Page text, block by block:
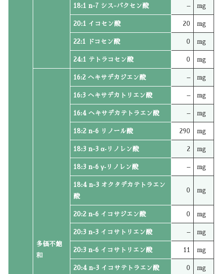
18:1 n-7 シス-バクセン酸 – mg
20:1 イコセン酸 20 mg
22:1 ドコセン酸 0 mg
24:1 テトラコセン酸 0 mg
多価不飽
和
16:2 ヘキサデカジエン酸 – mg
16:3 ヘキサデカトリエン酸 – mg
16:4 ヘキサデカテトラエン酸 – mg
18:2 n-6 リノール酸 290 mg
18:3 n-3 α‐リノレン酸 2 mg
18:3 n-6 γ‐リノレン酸 – mg
18:4 n-3 オクタデカテトラエン
酸
0 mg
20:2 n-6 イコサジエン酸 0 mg
20:3 n-3 イコサトリエン酸 – mg
20:3 n-6 イコサトリエン酸 11 mg
20:4 n-3 イコサテトラエン酸 0 mg